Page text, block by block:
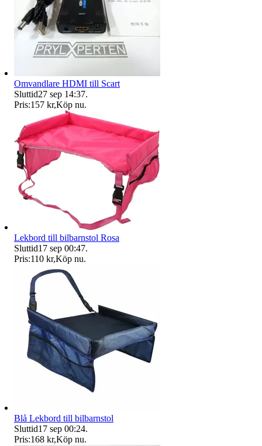
Omvandlare HDMI till Scart
Sluttid27 sep 14:37.
Pris:157 kr,Köp nu.
Lekbord till bilbarnstol Rosa
Sluttid17 sep 00:47.
Pris:110 kr,Köp nu.
Blå Lekbord till bilbarnstol
Sluttid17 sep 00:24.
Pris:168 kr,Köp nu.